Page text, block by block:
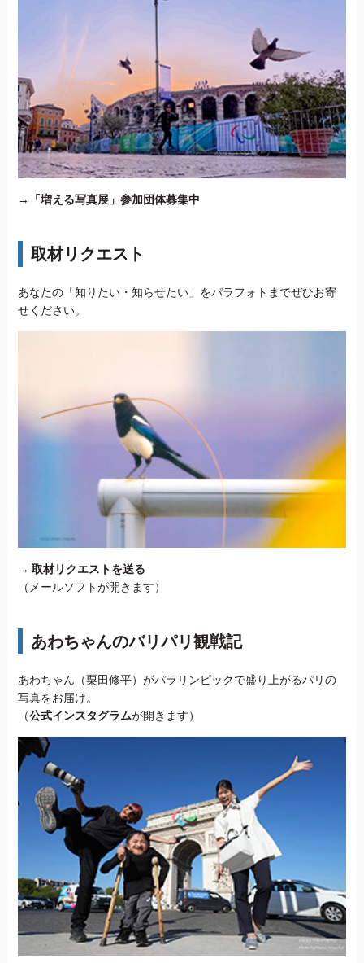
→ 「増える写真展」参加団体募集中
取材リクエスト
あなたの「知りたい・知らせたい」をパラフォトまでぜひお寄
せください。
→ 取材リクエストを送る
（メールソフトが開きます）
あわちゃんのバリパリ観戦記
あわちゃん（粟田修平）がパラリンピックで盛り上がるパリの
写真をお届け。
（公式インスタグラムが開きます）